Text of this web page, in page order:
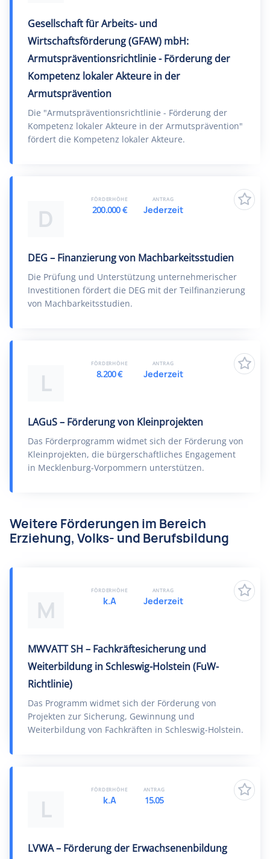
Gesellschaft für Arbeits- und
Wirtschaftsförderung (GFAW) mbH:
Armutspräventionsrichtlinie - Förderung der
Kompetenz lokaler Akteure in der
Armutsprävention
Die "Armutspräventionsrichtlinie - Förderung der
Kompetenz lokaler Akteure in der Armutsprävention"
fördert die Kompetenz lokaler Akteure.
D
DEG – Finanzierung von Machbarkeitsstudien
Die Prüfung und Unterstützung unternehmerischer
Investitionen fördert die DEG mit der Teilfinanzierung
von Machbarkeitsstudien.
FÖRDERHÖHE
200.000 €
ANTRAG
Jederzeit
L
LAGuS – Förderung von Kleinprojekten
Das Förderprogramm widmet sich der Förderung von
Kleinprojekten, die bürgerschaftliches Engagement
in Mecklenburg-Vorpommern unterstützen.
FÖRDERHÖHE
8.200 €
ANTRAG
Jederzeit
Weitere Förderungen im Bereich
Erziehung, Volks- und Berufsbildung
M
MWVATT SH – Fachkräftesicherung und
Weiterbildung in Schleswig-Holstein (FuW-
Richtlinie)
Das Programm widmet sich der Förderung von
Projekten zur Sicherung, Gewinnung und
Weiterbildung von Fachkräften in Schleswig-Holstein.
FÖRDERHÖHE
k.A
ANTRAG
Jederzeit
L
LVWA – Förderung der Erwachsenenbildung
FÖRDERHÖHE
k.A
ANTRAG
15.05